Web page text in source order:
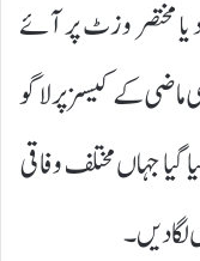
یا مختصر وزٹ پر آئے
ماضی کے کیسز پر لاگو
گیا جہاں مختلف وفاقی
دیں۔